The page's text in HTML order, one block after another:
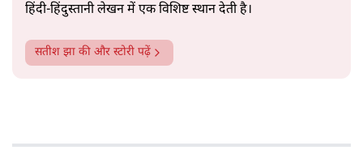
हिंदी‑हिंदुस्तानी लेखन में एक विशिष्ट स्थान देती है।
सतीश झा की और स्टोरी पढ़ें